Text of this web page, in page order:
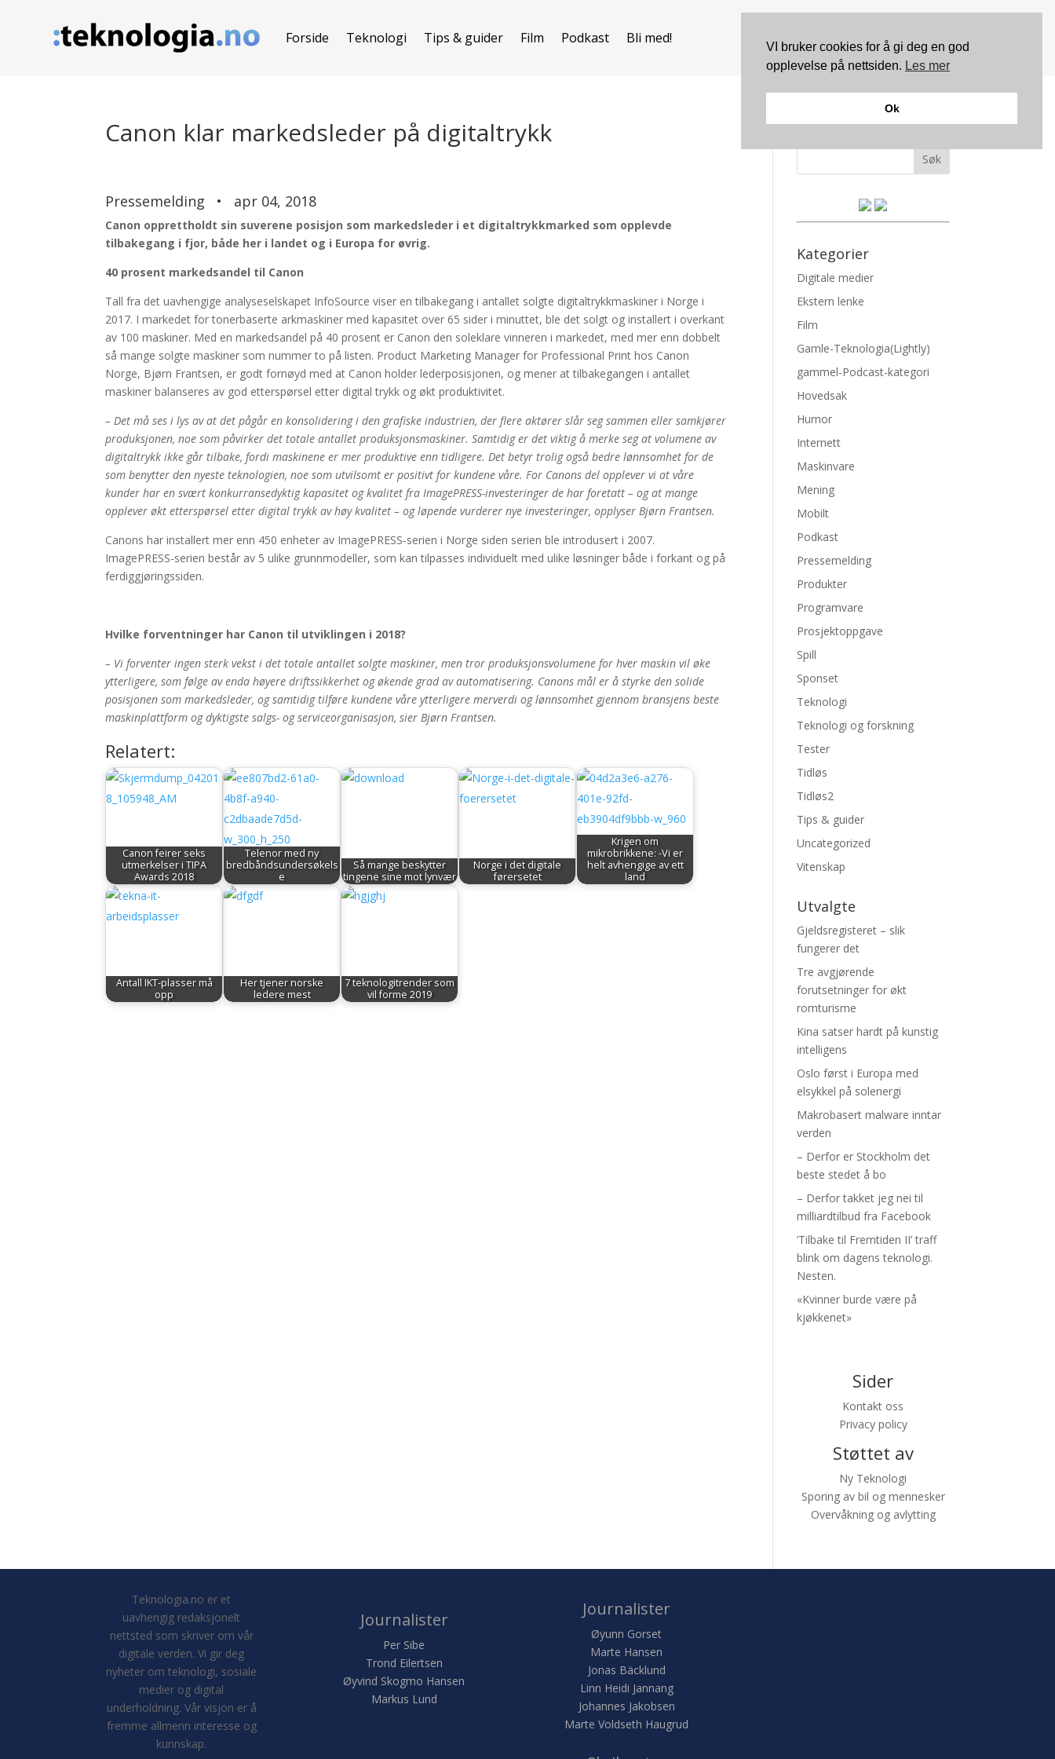
Forside Teknologi Tips & guider Film Podkast Bli med!
Canon klar markedsleder på digitaltrykk
Pressemelding • apr 04, 2018
Canon opprettholdt sin suverene posisjon som markedsleder i et digitaltrykkmarked som opplevde
tilbakegang i fjor, både her i landet og i Europa for øvrig.
40 prosent markedsandel til Canon
Tall fra det uavhengige analyseselskapet InfoSource viser en tilbakegang i antallet solgte digitaltrykkmaskiner i Norge i
2017. I markedet for tonerbaserte arkmaskiner med kapasitet over 65 sider i minuttet, ble det solgt og installert i overkant
av 100 maskiner. Med en markedsandel på 40 prosent er Canon den soleklare vinneren i markedet, med mer enn dobbelt
så mange solgte maskiner som nummer to på listen. Product Marketing Manager for Professional Print hos Canon
Norge, Bjørn Frantsen, er godt fornøyd med at Canon holder lederposisjonen, og mener at tilbakegangen i antallet
maskiner balanseres av god etterspørsel etter digital trykk og økt produktivitet.
– Det må ses i lys av at det pågår en konsolidering i den grafiske industrien, der flere aktører slår seg sammen eller samkjører
produksjonen, noe som påvirker det totale antallet produksjonsmaskiner. Samtidig er det viktig å merke seg at volumene av
digitaltrykk ikke går tilbake, fordi maskinene er mer produktive enn tidligere. Det betyr trolig også bedre lønnsomhet for de
som benytter den nyeste teknologien, noe som utvilsomt er positivt for kundene våre. For Canons del opplever vi at våre
kunder har en svært konkurransedyktig kapasitet og kvalitet fra ImagePRESS-investeringer de har foretatt – og at mange
opplever økt etterspørsel etter digital trykk av høy kvalitet – og løpende vurderer nye investeringer, opplyser Bjørn Frantsen.
Canons har installert mer enn 450 enheter av ImagePRESS-serien i Norge siden serien ble introdusert i 2007.
ImagePRESS-serien består av 5 ulike grunnmodeller, som kan tilpasses individuelt med ulike løsninger både i forkant og på
ferdiggjøringssiden.
Hvilke forventninger har Canon til utviklingen i 2018?
– Vi forventer ingen sterk vekst i det totale antallet solgte maskiner, men tror produksjonsvolumene for hver maskin vil øke
ytterligere, som følge av enda høyere driftssikkerhet og økende grad av automatisering. Canons mål er å styrke den solide
posisjonen som markedsleder, og samtidig tilføre kundene våre ytterligere merverdi og lønnsomhet gjennom bransjens beste
maskinplattform og dyktigste salgs- og serviceorganisasjon, sier Bjørn Frantsen.
Relatert:
Canon feirer seks
utmerkelser i TIPA
Awards 2018
Telenor med ny
bredbåndsundersøkels
e
Så mange beskytter
tingene sine mot lynvær
Norge i det digitale
førersetet
Krigen om
mikrobrikkene: -Vi er
helt avhengige av ett
land
Antall IKT-plasser må
opp
Her tjener norske
ledere mest
7 teknologitrender som
vil forme 2019
Søk
Kategorier
Digitale medier
Ekstern lenke
Film
Gamle-Teknologia(Lightly)
gammel-Podcast-kategori
Hovedsak
Humor
Internett
Maskinvare
Mening
Mobilt
Podkast
Pressemelding
Produkter
Programvare
Prosjektoppgave
Spill
Sponset
Teknologi
Teknologi og forskning
Tester
Tidløs
Tidløs2
Tips & guider
Uncategorized
Vitenskap
Utvalgte
Gjeldsregisteret – slik
fungerer det
Tre avgjørende
forutsetninger for økt
romturisme
Kina satser hardt på kunstig
intelligens
Oslo først i Europa med
elsykkel på solenergi
Makrobasert malware inntar
verden
– Derfor er Stockholm det
beste stedet å bo
– Derfor takket jeg nei til
milliardtilbud fra Facebook
’Tilbake til Fremtiden II’ traff
blink om dagens teknologi.
Nesten.
«Kvinner burde være på
kjøkkenet»
Sider
Kontakt oss
Privacy policy
Støttet av
Ny Teknologi
Sporing av bil og mennesker
Overvåkning og avlytting
Teknologia.no er et
uavhengig redaksjonelt
nettsted som skriver om vår
digitale verden. Vi gir deg
nyheter om teknologi, sosiale
medier og digital
underholdning. Vår visjon er å
fremme allmenn interesse og
kunnskap.
Journalister
Per Sibe
Trond Eilertsen
Øyvind Skogmo Hansen
Markus Lund
Journalister
Øyunn Gorset
Marte Hansen
Jonas Bäcklund
Linn Heidi Jannang
Johannes Jakobsen
Marte Voldseth Haugrud
VI bruker cookies for å gi deg en god
opplevelse på nettsiden. Les mer
Ok